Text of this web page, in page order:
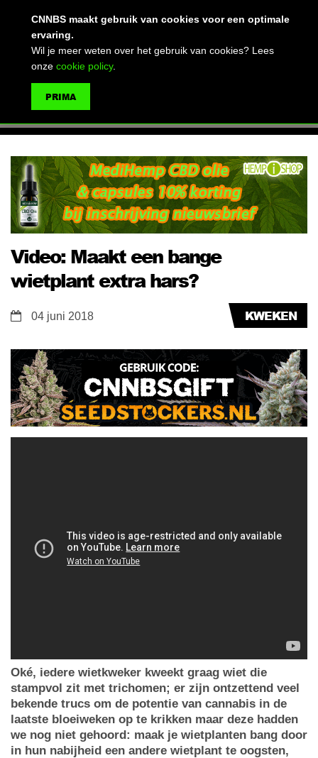
Video: Maakt een bange
wietplant extra hars?
KWEKEN
04 juni 2018
Oké, iedere wietkweker kweekt graag wiet die
stampvol zit met trichomen; er zijn ontzettend veel
bekende trucs om de potentie van cannabis in de
laatste bloeiweken op te krikken maar deze hadden
we nog niet gehoord: maak je wietplanten bang door
in hun nabijheid een andere wietplant te oogsten,
CNNBS maakt gebruik van cookies voor een optimale
ervaring.
Wil je meer weten over het gebruik van cookies? Lees
onze cookie policy.
PRIMA